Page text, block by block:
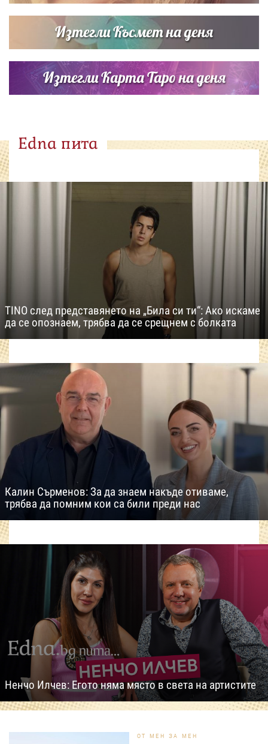
Изтегли Късмет на деня
Изтегли Карта Таро на деня
Edna пита
TINO след представянето на „Била си ти“: Ако искаме
да се опознаем, трябва да се срещнем с болката
Калин Сърменов: За да знаем накъде отиваме,
трябва да помним кои са били преди нас
Ненчо Илчев: Егото няма място в света на артистите
ОТ МЕН ЗА МЕН